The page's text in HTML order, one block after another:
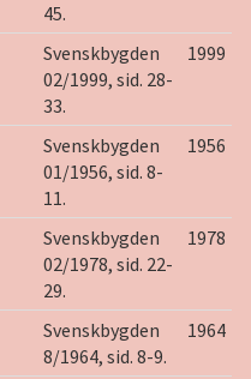
45.
Svenskbygden
02/1999, sid. 28-
33.
1999
Svenskbygden
01/1956, sid. 8-
11.
1956
Svenskbygden
02/1978, sid. 22-
29.
1978
Svenskbygden
8/1964, sid. 8-9.
1964